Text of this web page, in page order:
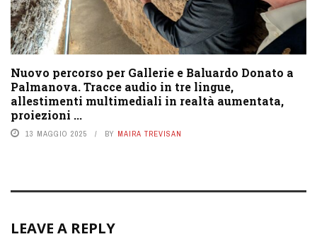
Nuovo percorso per Gallerie e Baluardo Donato a
Palmanova. Tracce audio in tre lingue,
allestimenti multimediali in realtà aumentata,
proiezioni ...
13 MAGGIO 2025 BY MAIRA TREVISAN
LEAVE A REPLY